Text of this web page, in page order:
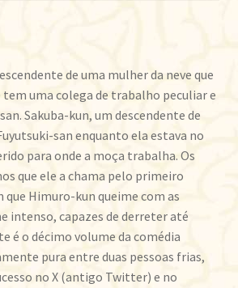
de uma mulher da neve que
tem uma colega de trabalho peculiar e
Sakuba-kun, um descendente de
san enquanto ela estava no
para onde a moça trabalha. Os
que ele a chama pelo primeiro
que Himuro-kun queime com as
intenso, capazes de derreter até
é o décimo volume da comédia
pura entre duas pessoas frias,
no X (antigo Twitter) e no